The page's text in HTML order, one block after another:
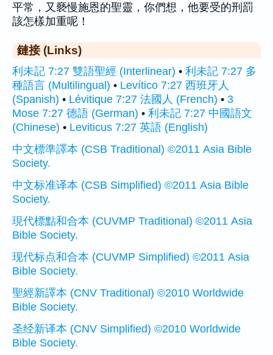
平常，又褻慢施恩的聖靈，你們想，他要受的刑罰
該怎樣加重呢！
鏈接 (Links)
利未記 7:27 雙語聖經 (Interlinear) • 利未記 7:27 多
種語言 (Multilingual) • Levítico 7:27 西班牙人
(Spanish) • Lévitique 7:27 法國人 (French) • 3
Mose 7:27 德語 (German) • 利未記 7:27 中國語文
(Chinese) • Leviticus 7:27 英語 (English)
中文標準譯本 (CSB Traditional) ©2011 Asia Bible
Society.
中文标准译本 (CSB Simplified) ©2011 Asia Bible
Society.
現代標點和合本 (CUVMP Traditional) ©2011 Asia
Bible Society.
现代标点和合本 (CUVMP Simplified) ©2011 Asia
Bible Society.
聖經新譯本 (CNV Traditional) ©2010 Worldwide
Bible Society.
圣经新译本 (CNV Simplified) ©2010 Worldwide
Bible Society.